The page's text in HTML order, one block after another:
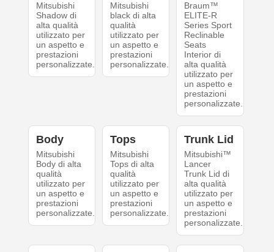
Mitsubishi
Shadow di
alta qualità
utilizzato per
un aspetto e
prestazioni
personalizzate.
Mitsubishi
black di alta
qualità
utilizzato per
un aspetto e
prestazioni
personalizzate.
Braum™
ELITE-R
Series Sport
Reclinable
Seats
Interior di
alta qualità
utilizzato per
un aspetto e
prestazioni
personalizzate.
Body
Mitsubishi
Body di alta
qualità
utilizzato per
un aspetto e
prestazioni
personalizzate.
Tops
Mitsubishi
Tops di alta
qualità
utilizzato per
un aspetto e
prestazioni
personalizzate.
Trunk Lid
Mitsubishi™
Lancer
Trunk Lid di
alta qualità
utilizzato per
un aspetto e
prestazioni
personalizzate.